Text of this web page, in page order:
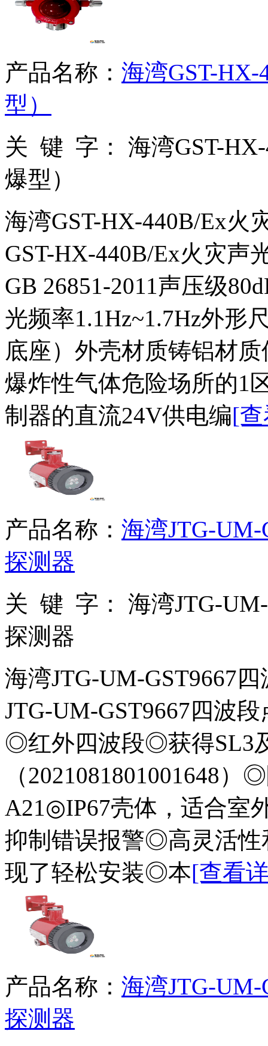
产品名称： 海湾GST-
型）
关 键 字：
海湾GST-
爆型）
海湾GST-HX-440B/Ex火
GST-HX-440B/Ex火灾声
GB 26851-2011声压级
光频率1.1Hz~1.7Hz外形
底座）外壳材质铸铝材
爆炸性气体危险场所的1
制器的直流24V供电编[
产品名称： 海湾JTG-
探测器
关 键 字：
海湾JTG-
探测器
海湾JTG-UM-GST9667
JTG-UM-GST9667四波
◎红外四波段◎获得SL3
（2021081801001648
A21◎IP67壳体，适合室
抑制错误报警◎高灵活
现了轻松安装◎本[查看
产品名称： 海湾JTG-
探测器